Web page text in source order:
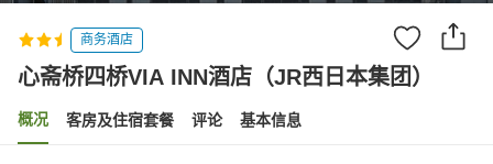
商务酒店
心斋桥四桥VIA INN酒店（JR西日本集团）
概况 客房及住宿套餐 评论 基本信息